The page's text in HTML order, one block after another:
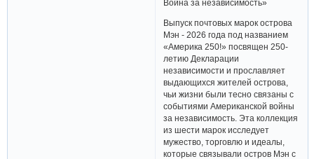
Война за независимость»
Выпуск почтовых марок острова
Мэн - 2026 года под названием
«Америка 250!» посвящен 250-
летию Декларации
независимости и прославляет
выдающихся жителей острова,
чьи жизни были тесно связаны с
событиями Американской войны
за независимость. Эта коллекция
из шести марок исследует
мужество, торговлю и идеалы,
которые связывали остров Мэн с